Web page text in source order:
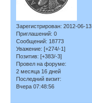
Зарегистрирован: 2012-06-13
Приглашений: 0
Сообщений: 18773
Уважение: [+274/-1]
Позитив: [+383/-3]
Провел на форуме:
2 месяца 16 дней
Последний визит:
Вчера 07:48:56